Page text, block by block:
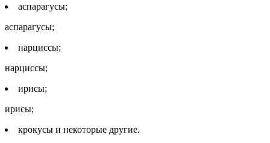
аспарагусы;
аспарагусы;
нарциссы;
нарциссы;
ирисы;
ирисы;
крокусы и некоторые другие.